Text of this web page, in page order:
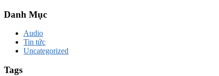
Danh Mục
Audio
Tin tức
Uncategorized
Tags